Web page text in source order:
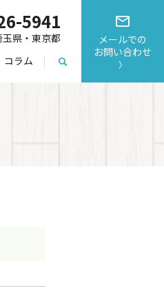
コラム search
5941
玉県・東京都
mail_outline
メールでの
お問い合わせ
〉